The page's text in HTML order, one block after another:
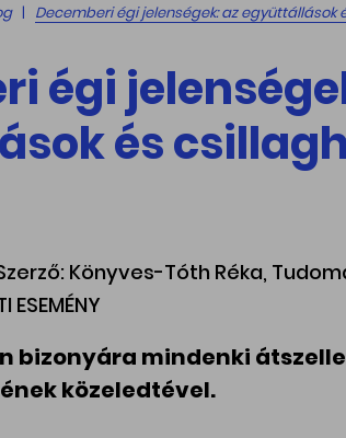
Decemberi égi jelenségek: az együttállások
égi
és
Könyves-Tóth Réka,
ESEMÉNY
bizonyára mindenki
közeledtével.